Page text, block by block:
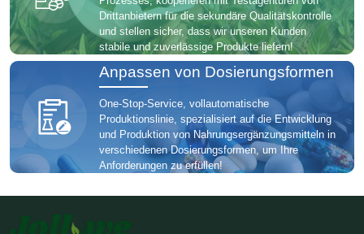
Drittanbietern für die sekundäre Qualitätskontrolle
und stellen sicher, dass wir unseren Kunden
stabile und zuverlässige Produkte liefern!
Anpassen von Dosierungsformen
One-Stop-Service, vollautomatische
Produktionslinie, spezialisiert auf die Entwicklung
und Produktion von Nahrungsergänzungsmitteln in
verschiedenen Dosierungsformen, um Ihre
Anforderungen zu erfüllen!